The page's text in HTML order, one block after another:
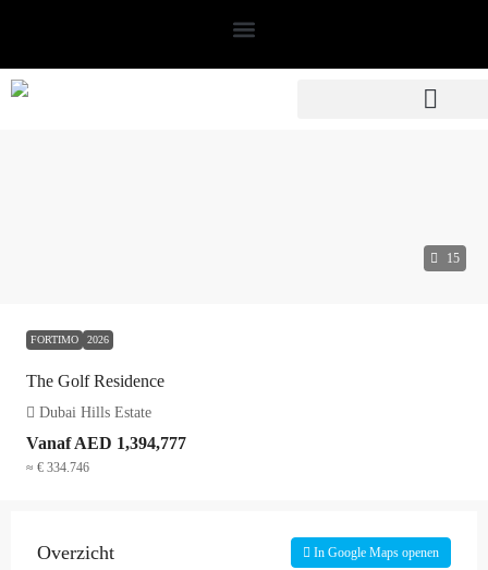
15
FORTIMO 2026
The Golf Residence
Dubai Hills Estate
VanafAED 1,394,777
≈ € 334.746
Overzicht In Google Maps openen